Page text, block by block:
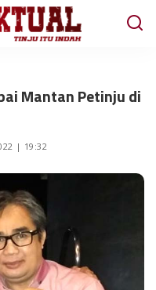
Mantan Petinju di
| 19:32